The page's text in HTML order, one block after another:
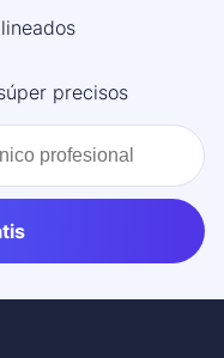
precisos